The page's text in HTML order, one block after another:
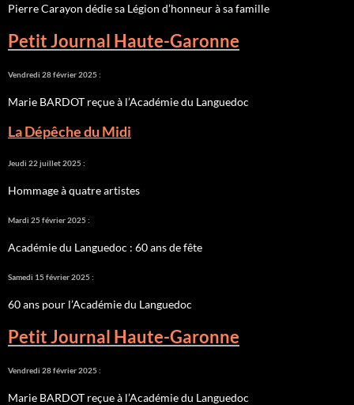
Pierre Carayon dédie sa Légion d’honneur à sa famille
Petit Journal Haute-Garonne
Vendredi 28 février 2025 :
Marie BARDOT reçue à l’Académie du Languedoc
La Dépêche du Midi
Jeudi 22 juillet 2025 :
Hommage à quatre artistes
Mardi 25 février 2025 :
Académie du Languedoc : 60 ans de fête
Samedi 15 février 2025 :
60 ans pour l’Académie du Languedoc
Petit Journal Haute-Garonne
Vendredi 28 février 2025 :
Marie BARDOT reçue à l’Académie du Languedoc